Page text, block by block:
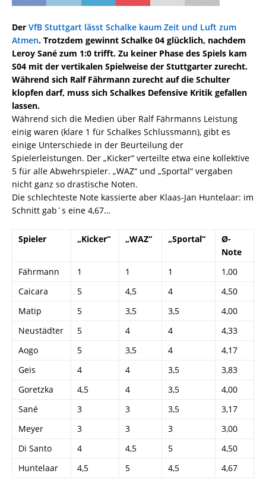
Der VfB Stuttgart lässt Schalke kaum Zeit und Luft zum
Atmen. Trotzdem gewinnt Schalke 04 glücklich, nachdem
Leroy Sané zum 1:0 trifft. Zu keiner Phase des Spiels kam
S04 mit der vertikalen Spielweise der Stuttgarter zurecht.
Während sich Ralf Fährmann zurecht auf die Schulter
klopfen darf, muss sich Schalkes Defensive Kritik gefallen
lassen.
Während sich die Medien über Ralf Fährmanns Leistung
einig waren (klare 1 für Schalkes Schlussmann), gibt es
einige Unterschiede in der Beurteilung der
Spielerleistungen. Der „Kicker“ verteilte etwa eine kollektive
5 für alle Abwehrspieler. „WAZ“ und „Sportal“ vergaben
nicht ganz so drastische Noten.
Die schlechteste Note kassierte aber Klaas-Jan Huntelaar: im
Schnitt gab´s eine 4,67…
Spieler „Kicker“ „WAZ“ „Sportal“
Ø-
Note
Fährmann
1 1 1
1,00
Caicara
5 4,5 4
4,50
Matip
5 3,5 3,5
4,00
Neustädter
5 4 4
4,33
Aogo
5 3,5 4
4,17
Geis
4 4 3,5
3,83
Goretzka
4,5 4 3,5
4,00
Sané
3 3 3,5
3,17
Meyer
3 3 3
3,00
Di Santo
4 4,5 5
4,50
Huntelaar
4,5 5 4,5 4,67